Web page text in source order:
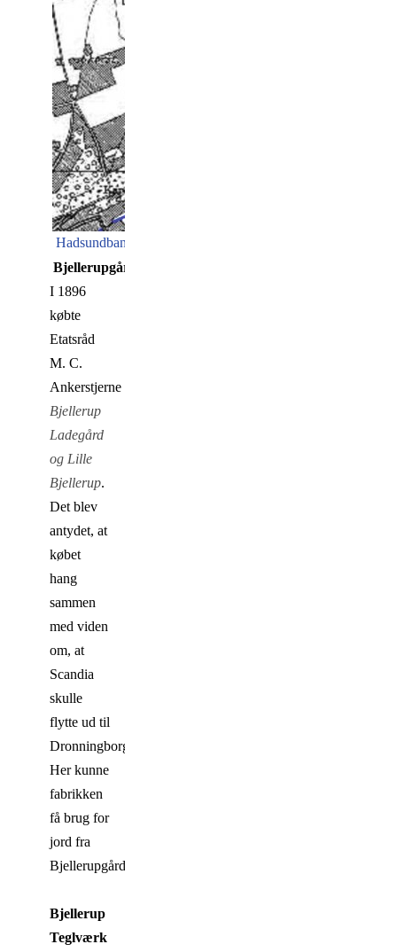
Hadsundbanen
Bjellerupgårdene
I 1896
købte
Etatsråd
M. C.
Ankerstjerne
Bjellerup
Ladegård
og Lille
Bjellerup.
Det blev
antydet, at
købet
hang
sammen
med viden
om, at
Scandia
skulle
flytte ud til
Dronningborg.
Her kunne
fabrikken
få brug for
jord fra
Bjellerupgårdene
Bjellerup
Teglværk